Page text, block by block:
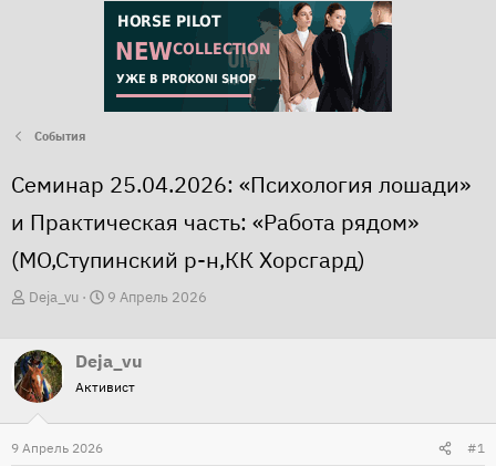
События
Семинар 25.04.2026: «Психология лошади»
и Практическая часть: «Работа рядом»
(МО,Ступинский р-н,КК Хорсгард)
А
т
о
р
т
е
Deja_vu
Д
а
а
9 Апрель 2026
Deja_vu
Активист
9 Апрель 2026 #1